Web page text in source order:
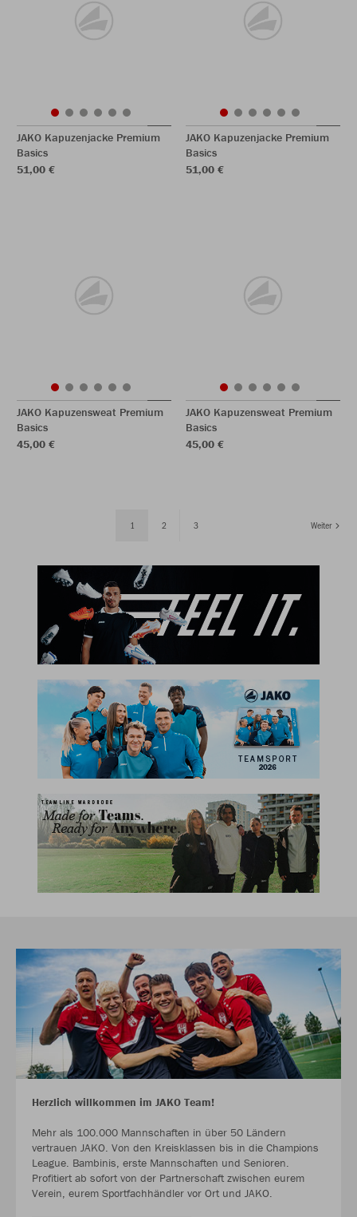
JAKO Kapuzenjacke Premium
Basics
51,00 €
JAKO Kapuzenjacke Premium
Basics
51,00 €
JAKO Kapuzensweat Premium
Basics
45,00 €
JAKO Kapuzensweat Premium
Basics
45,00 €
1 2 3 Weiter
Herzlich willkommen im JAKO Team!
Mehr als 100.000 Mannschaften in über 50 Ländern
vertrauen JAKO. Von den Kreisklassen bis in die Champions
League. Bambinis, erste Mannschaften und Senioren.
Profitiert ab sofort von der Partnerschaft zwischen eurem
Verein, eurem Sportfachhändler vor Ort und JAKO.